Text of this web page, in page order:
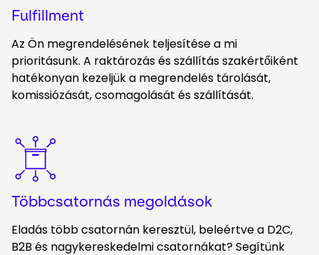
Fulfillment
Az Ön megrendelésének teljesítése a mi
prioritásunk. A raktározás és szállítás szakértőiként
hatékonyan kezeljük a megrendelés tárolását,
komissiózását, csomagolását és szállítását.
Keepeek
Többcsatornás megoldások
Eladás több csatornán keresztül, beleértve a D2C,
B2B és nagykereskedelmi csatornákat? Segítünk